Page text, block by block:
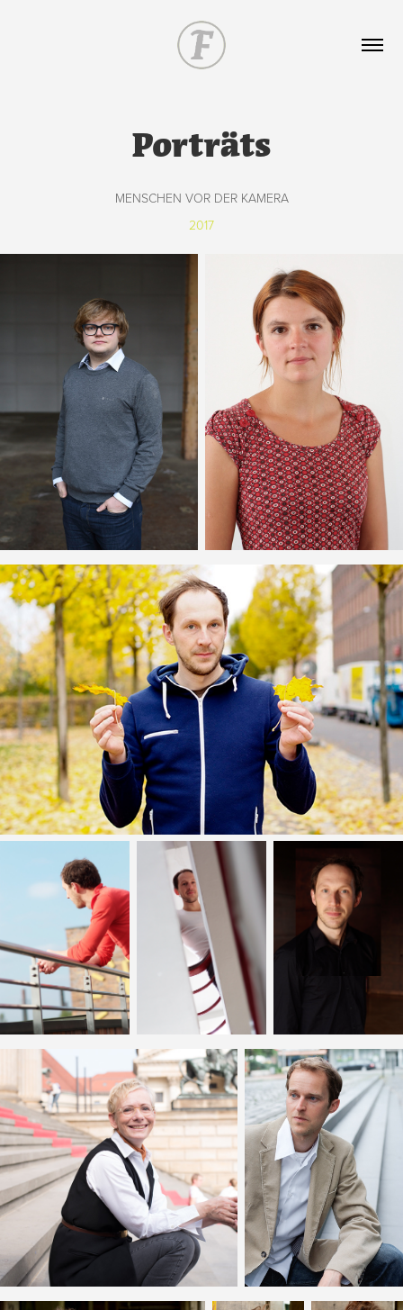
Porträts
MENSCHEN VOR DER KAMERA
2017